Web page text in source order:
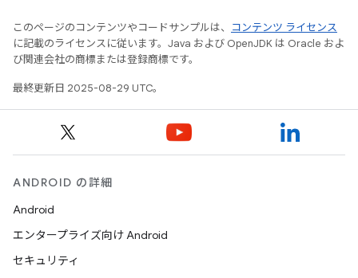
このページのコンテンツやコードサンプルは、
コンテンツ ライセンス
に記載のライセンスに従います。Java および OpenJDK は Oracle およ
び関連会社の商標または登録商標です。
最終更新日 2025-08-29 UTC。
ANDROID の詳細
Android
エンタープライズ向け Android
セキュリティ